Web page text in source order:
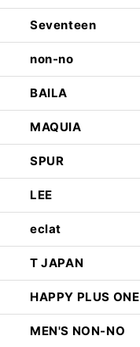
Seventeen
non-no
BAILA
MAQUIA
SPUR
LEE
eclat
T JAPAN
HAPPY PLUS ONE
MEN'S NON-NO